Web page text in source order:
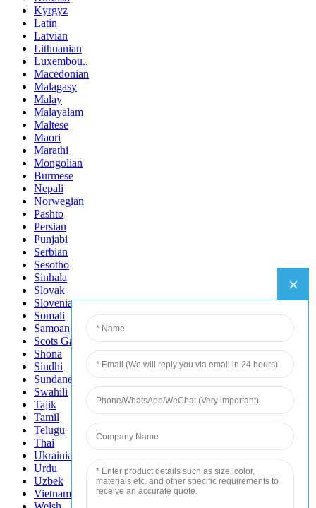
Kyrgyz
Latin
Latvian
Lithuanian
Luxembou..
Macedonian
Malagasy
Malay
Malayalam
Maltese
Maori
Marathi
Mongolian
Burmese
Nepali
Norwegian
Pashto
Persian
Punjabi
Serbian
Sesotho
Sinhala
Slovak
Slovenian
Somali
Samoan
Scots Gaelic
Shona
Sindhi
Sundanese
Swahili
Tajik
Tamil
Telugu
Thai
Ukrainian
Urdu
Uzbek
Vietnamese